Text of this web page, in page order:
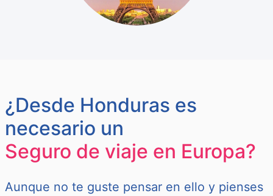
¿Desde Honduras es
necesario un
Seguro de viaje en Europa?
Aunque no te guste pensar en ello y pienses